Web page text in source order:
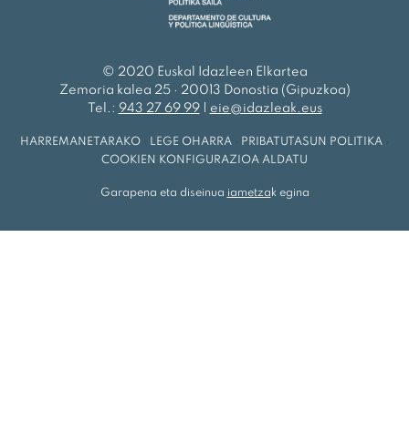
© 2020 Euskal Idazleen Elkartea
Zemoria kalea 25 · 20013 Donostia (Gipuzkoa)
Tel.: 943 27 69 99| eie@idazleak.eus
HARREMANETARAKO LEGE OHARRA PRIBATUTASUN POLITIKA
COOKIEN KONFIGURAZIOA ALDATU
Garapena eta diseinua iametza k egina